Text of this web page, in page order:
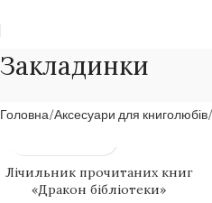
Закладинки
Головна Аксесуари для книголюбів
Лічильник прочитаних книг
«Дракон бібліотеки»